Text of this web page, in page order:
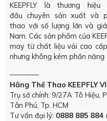
KEEPFLY là thương
đầu chuyên sản xuất và
thao với số lượng lớn và
Nam. Các sản phẩm của
may từ chất liệu vải cao
nhưng không kém phần năng
————
Hãng Thể Thao KEEPFLY
Trụ sở chính: 9/27A Tô Hiệu,
Tân Phú, Tp. HCM
Tư vấn đại lý: 0888 885 884